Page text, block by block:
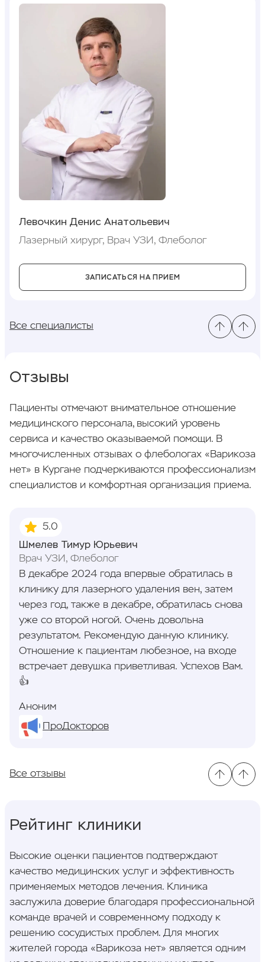
Левочкин Денис Анатольевич
Лазерный хирург, Врач УЗИ, Флеболог
ЗАПИСАТЬСЯ НА ПРИЕМ
Все специалисты
Отзывы
Пациенты отмечают внимательное отношение
медицинского персонала, высокий уровень
сервиса и качество оказываемой помощи. В
многочисленных отзывах о флебологах «Варикоза
нет» в Кургане подчеркиваются профессионализм
специалистов и комфортная организация приема.
Шмелев Тимур Юрьевич
Врач УЗИ, Флеболог
5.0
В декабре 2024 года впервые обратилась в
клинику для лазерного удаления вен, затем
через год, также в декабре, обратилась снова
уже со второй ногой. Очень довольна
результатом. Рекомендую данную клинику.
Отношение к пациентам любезное, на входе
встречает девушка приветливая. Успехов Вам.
👍
Аноним
ПроДокторов
Все отзывы
Рейтинг клиники
Высокие оценки пациентов подтверждают
качество медицинских услуг и эффективность
применяемых методов лечения. Клиника
заслужила доверие благодаря профессиональной
команде врачей и современному подходу к
решению сосудистых проблем. Для многих
жителей города «Варикоза нет» является одним